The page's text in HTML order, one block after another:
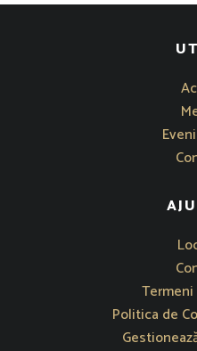
Politica de